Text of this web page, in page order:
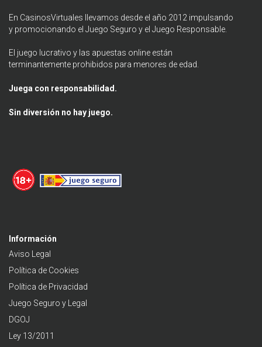
En CasinosVirtuales llevamos desde el año 2012 impulsando
y promocionando el Juego Seguro y el Juego Responsable.
El juego lucrativo y las apuestas online están
terminantemente prohibidos para menores de edad.
Juega con responsabilidad.
Sin diversión no hay juego.
Información
Aviso Legal
Política de Cookies
Política de Privacidad
Juego Seguro y Legal
DGOJ
Ley 13/2011